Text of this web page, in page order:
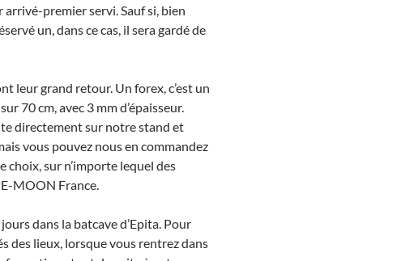
arrivé-premier servi. Sauf si, bien
un, dans ce cas, il sera gardé de
leur grand retour. Un forex, c’est un
70 cm, avec 3 mm d’épaisseur.
directement sur notre stand et
vous pouvez nous en commandez
choix, sur n’importe lequel des
MOON France.
dans la batcave d’Epita. Pour
des lieux, lorsque vous rentrez dans